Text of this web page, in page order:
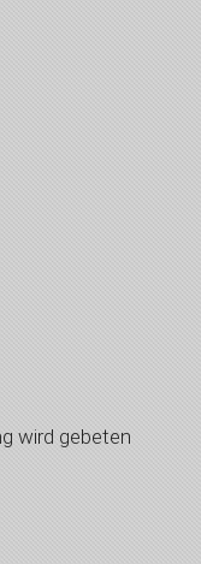
wird gebeten